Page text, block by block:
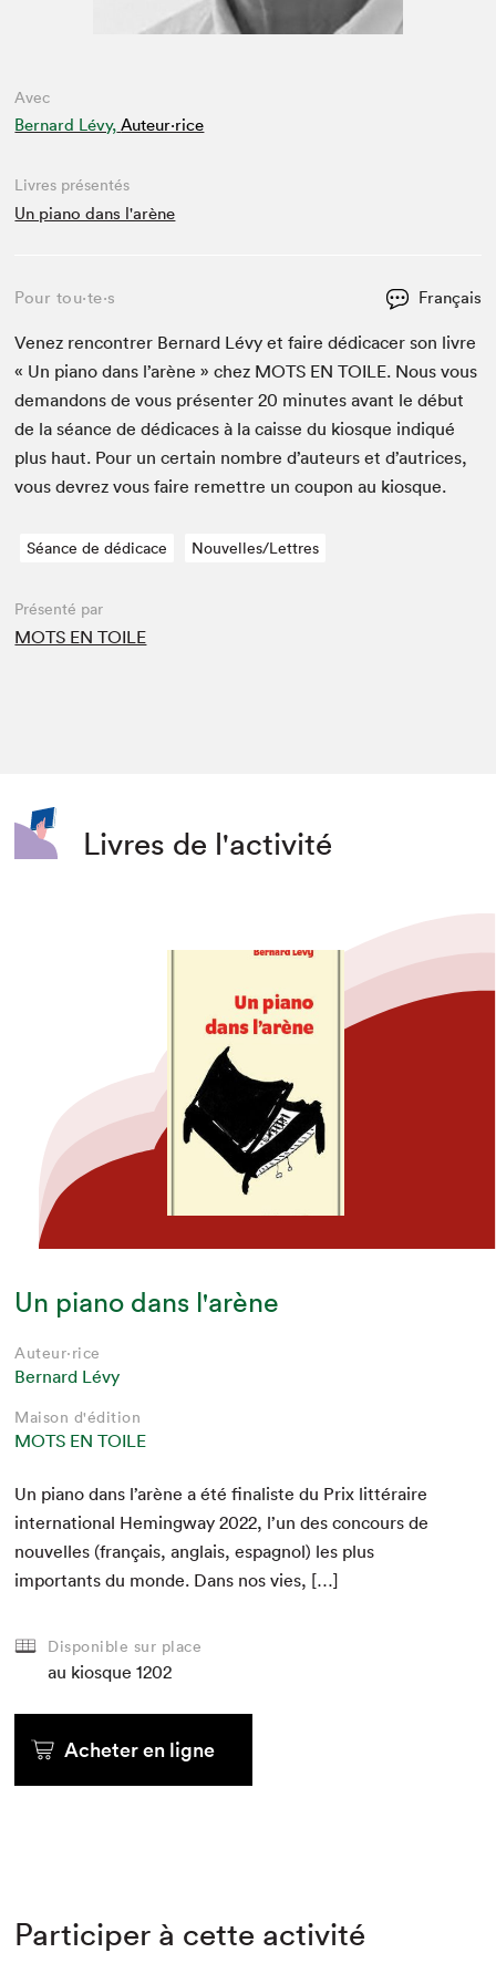
Avec
Bernard Lévy, Auteur·rice
Livres présentés
Un piano dans l'arène
Pour tou⋅te⋅s Français
Venez ren­con­tr­er Bernard Lévy et faire dédi­cac­er son livre
« Un piano dans l’arène » chez MOTS EN TOILE. Nous vous
deman­dons de vous présen­ter20 min­utes avant le début
de la séance de dédi­caces à la caisse du kiosque indiqué
plus haut. Pour un cer­tain nom­bre d’auteurs et d’autrices,
vous devrez vous faire remet­tre un coupon au kiosque.
Séance de dédicace Nouvelles/Lettres
Présenté par
MOTS EN TOILE
Livres de l'activité
Un piano dans l'arène
Auteur·rice
Bernard Lévy
Maison d'édition
MOTS EN TOILE
Un piano dans l’arène a été final­iste du Prix lit­téraire
inter­na­tion­al Hem­ing­way2022, l’un des con­cours de
nou­velles (français, anglais, espag­nol) les plus
impor­tants du monde. Dans nos vies, […]
Disponible sur place
au kiosque 1202
Acheter en ligne
Participer à cette activité